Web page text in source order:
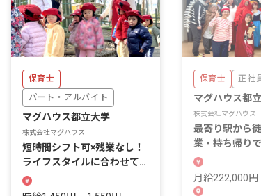
保育士
パート・アルバイト
マグハウス都立大学
株式会社マグハウス
短時間シフト可×残業なし！
ライフスタイルに合わせての
勤務が可能です！
保育士 正社員
マグハウス都立
株式会社マグハウス
最寄り駅から
業・持ち帰り
リをつけて働け
月給222,000